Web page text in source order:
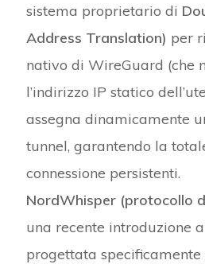
sistema proprietario di
Address Translation) per
nativo di WireGuard (che
l’indirizzo IP statico
assegna dinamicamente
tunnel, garantendo la
connessione persistenti.
NordWhisper (protocollo
una recente introduzione
progettata